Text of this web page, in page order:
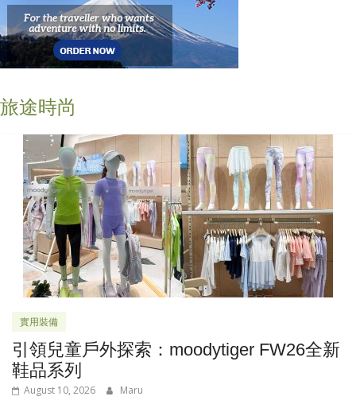
旅途時尚
實用裝備
引領兒童戶外探索：moodytiger FW26全新
鞋品系列
August 10, 2026 Maru